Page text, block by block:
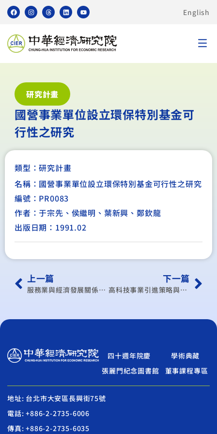
English
研究計畫
國營事業單位設立環保特別基金可
行性之研究
類型：研究計畫
名稱：國營事業單位設立環保特別基金可行性之研究
編號：PR0083
作者：于宗先、侯繼明、葉新興、鄭欽龍
出版日期：1991.02
上一篇
服務業與經濟發展關係之研究
下一篇
高科技事業引進策略與「園區條例」之修正方向
四十週年院慶
學術典藏
張麗門紀念圖書館
董事課程專區
地址: 台北市大安區長興街75號
電話: +886-2-2735-6006
傳真: +886-2-2735-6035